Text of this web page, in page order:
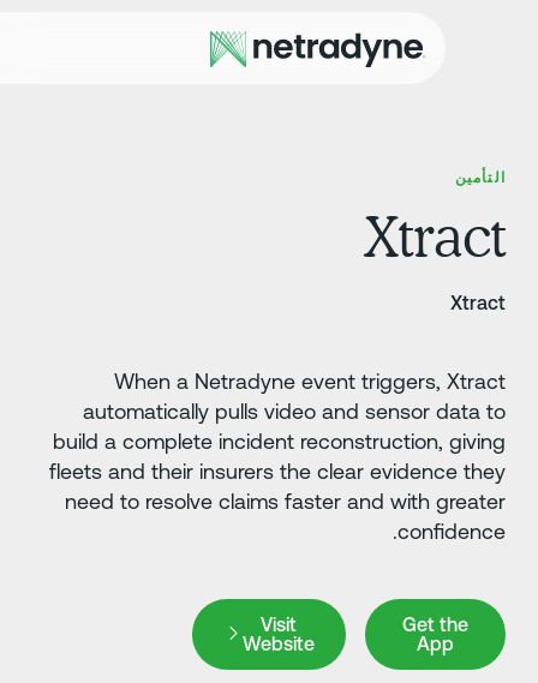
When a Netradyne event triggers,
automatically pulls video and sensor data
build a complete incident reconstruction,
fleets and their insurers the clear evidence
need to resolve claims faster and with
Get the
Get the
Website
Visit Website